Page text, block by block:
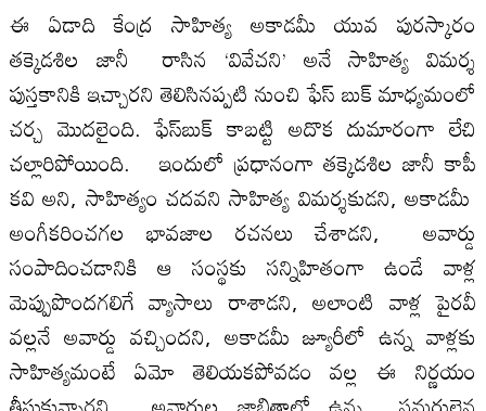
ఈ ఏడాది కేంద్ర సాహిత్య అకాడమీ యువ పురస్కారం
తక్కెడశిల జానీ రాసిన ‘వివేచని’ అనే సాహిత్య విమర్శ
పుస్తకానికి ఇచ్చారని తెలిసినప్పటి నుంచి ఫేస్‌ బుక్‌ మాధ్యమంలో
చర్చ మొదలైంది. ఫేస్‌బుక్‌ కాబట్టి అదొక దుమారంగా లేచి
చల్లారిపోయింది. ఇందులో ప్రధానంగా తక్కెడశిల జానీ కాపీ
కవి అని, సాహిత్యం చదవని సాహిత్య విమర్శకుడని, అకాడమీ
అంగీకరించగల భావజాల రచనలు చేశాడని, అవార్డు
సంపాదించడానికి ఆ సంస్థకు సన్నిహితంగా ఉండే వాళ్ల
మెప్పుపొందగలిగే వ్యాసాలు రాశాడని, అలాంటి వాళ్ల పైరవీ
వల్లనే అవార్డు వచ్చిందని, అకాడమీ జ్యూరీలో ఉన్న వాళ్లకు
సాహిత్యమంటే ఏమో తెలియకపోవడం వల్ల ఈ నిర్ణయం